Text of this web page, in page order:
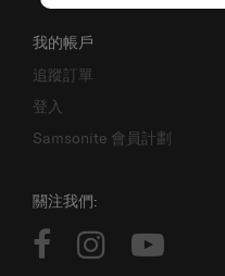
我的帳戶
追蹤訂單
登入
Samsonite 會員計劃
關注我們: